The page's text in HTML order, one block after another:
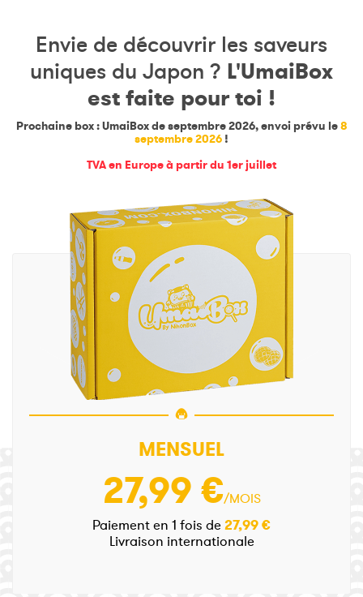
Envie de découvrir les saveurs
uniques du Japon ? L'UmaiBox
est faite pour toi !
Prochaine box : UmaiBox de septembre 2026, envoi prévu le8
septembre 2026 !
TVA en Europe à partir du 1er juillet
MENSUEL
27,99 €/MOIS
Paiement en 1 fois de 27,99 €
Livraison internationale